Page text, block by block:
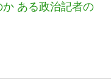
ある政治記者の